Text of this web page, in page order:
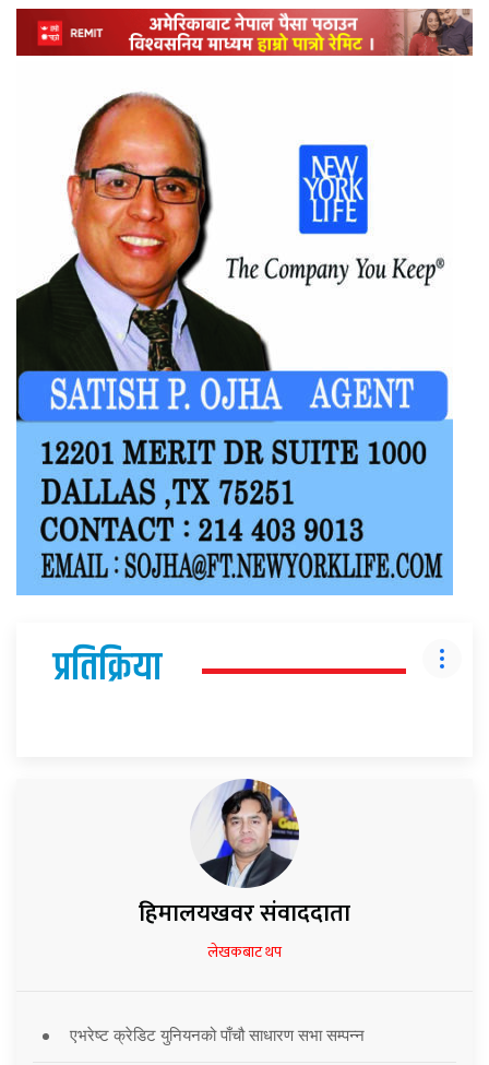
प्रतिक्रिया
हिमालयखवर संवाददाता
लेखकबाट थप
एभरेष्ट क्रेडिट युनियनको पाँचौ साधारण सभा सम्पन्न